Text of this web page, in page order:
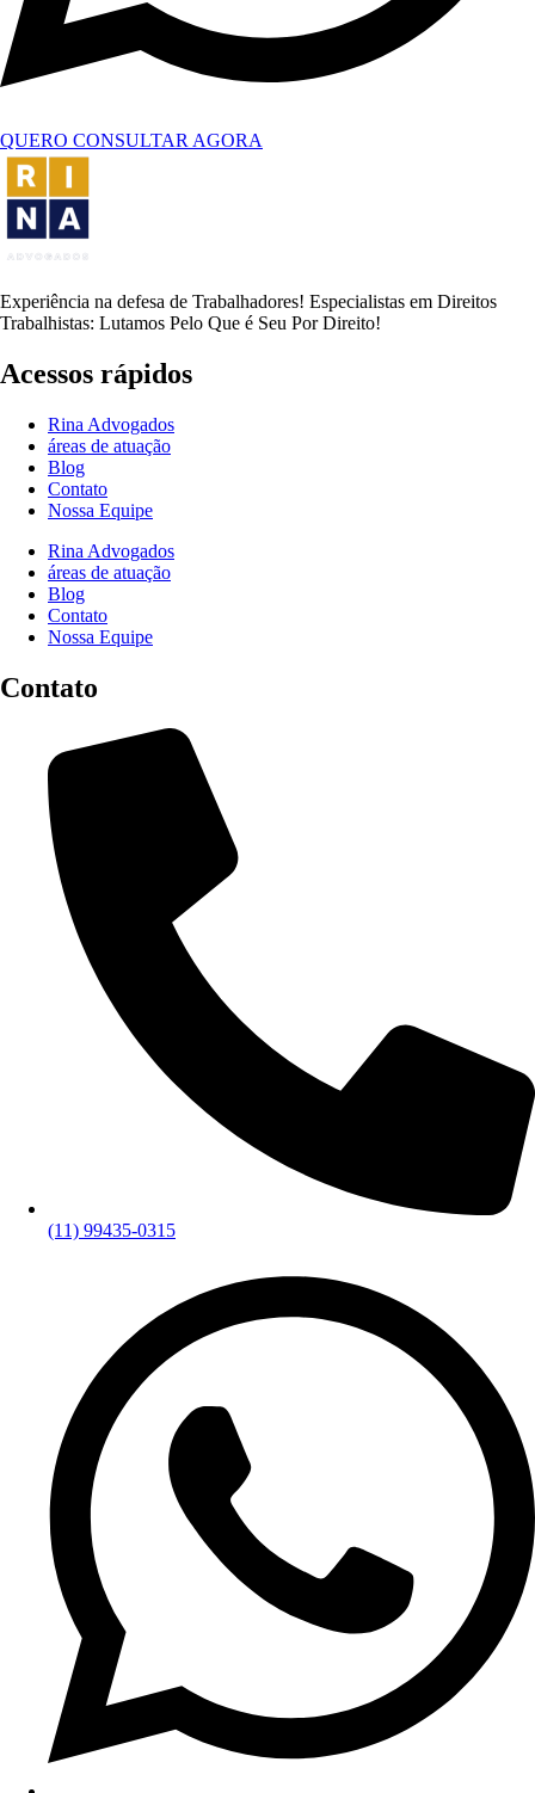
QUERO CONSULTAR AGORA
Experiência na defesa de Trabalhadores! Especialistas em Direitos
Trabalhistas: Lutamos Pelo Que é Seu Por Direito!
Acessos rápidos
Rina Advogados
áreas de atuação
Blog
Contato
Nossa Equipe
Rina Advogados
áreas de atuação
Blog
Contato
Nossa Equipe
Contato
(11) 99435-0315